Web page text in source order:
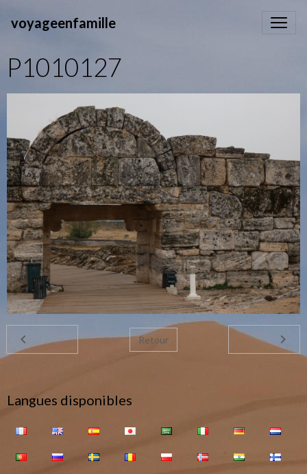
voyageenfamille
P1010127
Retour
Langues disponibles